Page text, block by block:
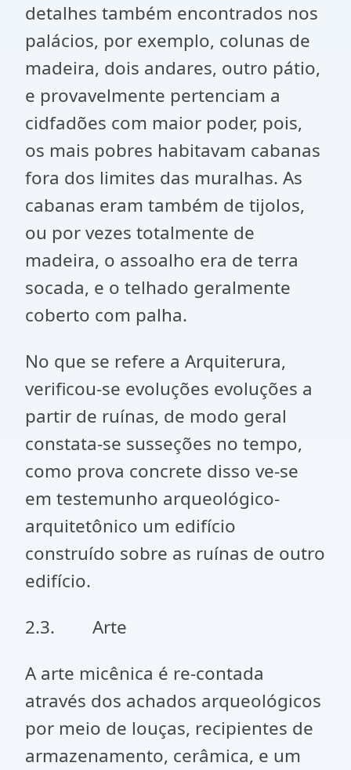
detalhes também encontrados nos
palácios, por exemplo, colunas de
madeira, dois andares, outro pátio,
e provavelmente pertenciam a
cidfadões com maior poder, pois,
os mais pobres habitavam cabanas
fora dos limites das muralhas. As
cabanas eram também de tijolos,
ou por vezes totalmente de
madeira, o assoalho era de terra
socada, e o telhado geralmente
coberto com palha.
No que se refere a Arquiterura,
verificou-se evoluções evoluções a
partir de ruínas, de modo geral
constata-se susseções no tempo,
como prova concrete disso ve-se
em testemunho arqueológico-
arquitetônico um edifício
construído sobre as ruínas de outro
edifício.
2.3. Arte
A arte micênica é re-contada
através dos achados arqueológicos
por meio de louças, recipientes de
armazenamento, cerâmica, e um